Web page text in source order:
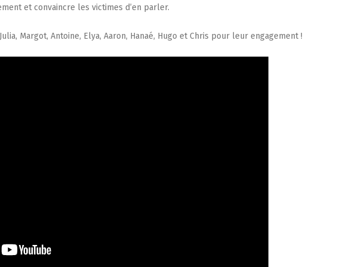
et convaincre les victimes d’en parler.
Margot, Antoine, Elya, Aaron, Hanaé, Hugo et Chris pour leur engagement !